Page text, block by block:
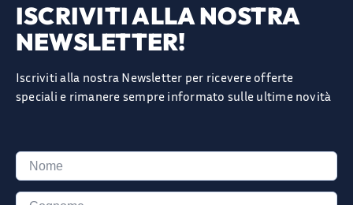
ISCRIVITI ALLA NOSTRA
NEWSLETTER!
Iscriviti alla nostra Newsletter per ricevere offerte
speciali e rimanere sempre informato sulle ultime novità